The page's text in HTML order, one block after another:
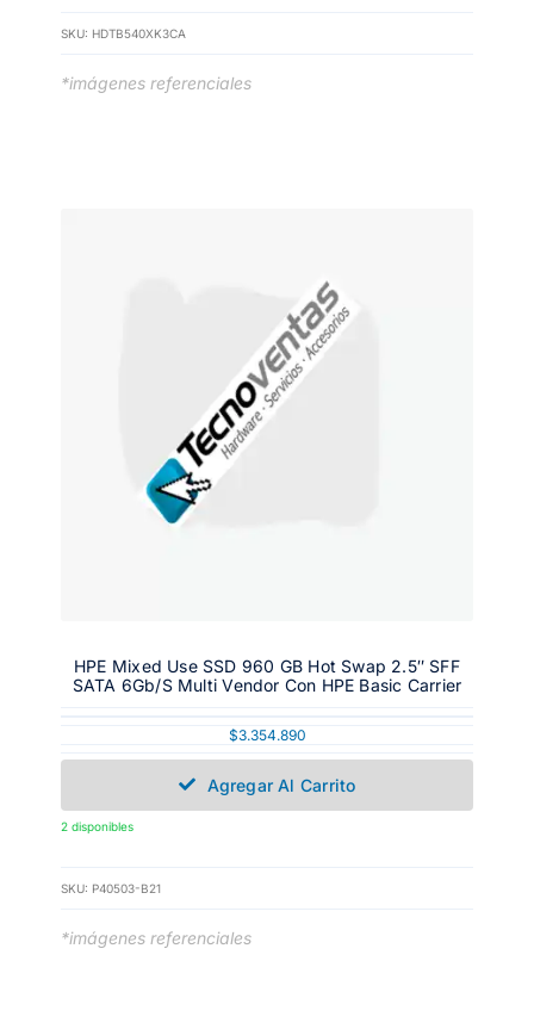
SKU: HDTB540XK3CA
*imágenes referenciales
HPE Mixed Use SSD 960 GB Hot Swap 2.5″ SFF
SATA 6Gb/s Multi Vendor Con HPE Basic Carrier
$3.354.890
Agregar Al Carrito
2 disponibles
SKU: P40503-B21
*imágenes referenciales